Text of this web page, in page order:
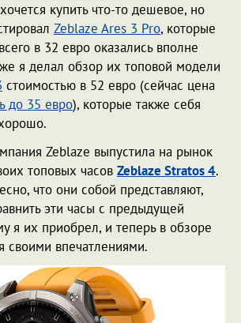
купить что-то дешевое, но
Zeblaze Ares 3 Pro, которые
в 32 евро оказались вполне
я делал обзор их топовой модели
стоимостью в 52 евро (сейчас цена
до 35 евро), которые также себя
Zeblaze выпустила на рынок
топовых часов Zeblaze Stratos 4.
что они собой представляют,
эти часы с предыдущей
я их приобрел, и теперь в обзоре
своими впечатлениями.